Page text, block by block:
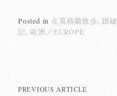
Posted in 在英格蘭散步 踏
記 歐洲／EUROPE
PREVIOUS ARTICLE